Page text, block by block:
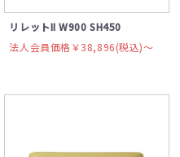
リレットII W900 SH450
法人会員価格￥38,896(税込)〜